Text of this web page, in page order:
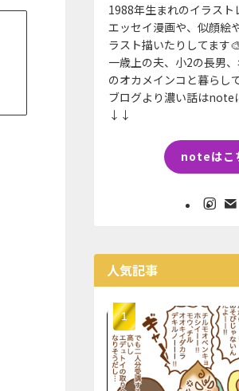
1988年生まれのイラスト
エッセイ漫画や、似顔絵
ラスト描いたりしてます
一歳上の夫、小2の長男
のオカメインコと暮らし
ブログより濃い話はnote
↓↓
noteはこ
人気記事